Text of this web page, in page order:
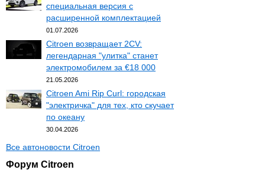
специальная версия с
расширенной комплектацией
01.07.2026
Citroen возвращает 2CV:
легендарная "улитка" станет
электромобилем за €18 000
21.05.2026
Citroen Ami Rip Curl: городская
"электричка" для тех, кто скучает
по океану
30.04.2026
Все автоновости Citroen
Форум Citroen